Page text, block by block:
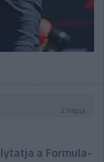
2 napja
a Formula-